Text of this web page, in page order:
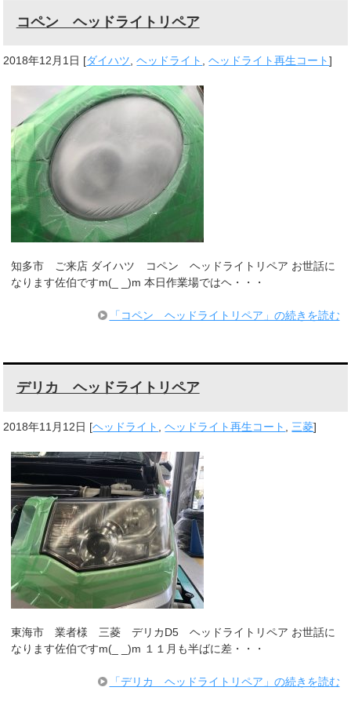
コペン ヘッドライトリペア
2018年12月1日 [ダイハツ,ヘッドライト ,ヘッドライト再生コート]
知多市 ご来店 ダイハツ コペン ヘッドライトリペア お世話に
なります佐伯ですm(_ _)m 本日作業場ではヘ・・・
「コペン ヘッドライトリペア」の続きを読む
デリカ ヘッドライトリペア
2018年11月12日 [ヘッドライト ,ヘッドライト再生コート 三菱]
東海市 業者様 三菱 デリカD5 ヘッドライトリペア お世話に
なります佐伯ですm(_ _)m １１月も半ばに差・・・
「デリカ ヘッドライトリペア」の続きを読む